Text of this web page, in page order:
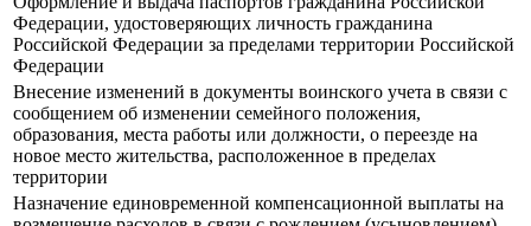
Федерации, удостоверяющих личность гражданина
Российской Федерации за пределами территории Российской
Федерации
Внесение изменений в документы воинского учета в связи с
сообщением об изменении семейного положения,
образования, места работы или должности, о переезде на
новое место жительства, расположенное в пределах
территории
Назначение единовременной компенсационной выплаты на